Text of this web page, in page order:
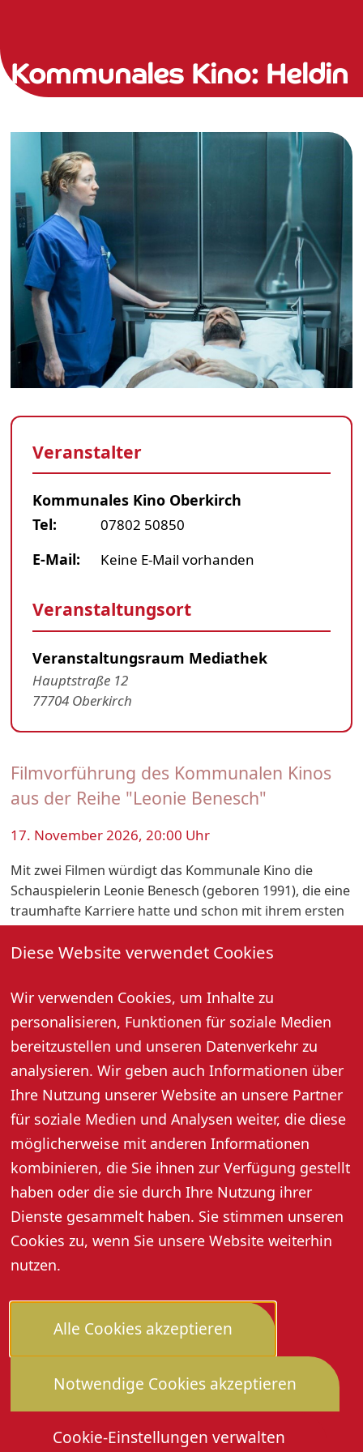
Diese Website verwendet Cookies
Wir verwenden Cookies, um Inhalte zu
personalisieren, Funktionen für soziale Medien
bereitzustellen und unseren Datenverkehr zu
analysieren. Wir geben auch Informationen über
Ihre Nutzung unserer Website an unsere Partner
für soziale Medien und Analysen weiter, die diese
möglicherweise mit anderen Informationen
kombinieren, die Sie ihnen zur Verfügung gestellt
haben oder die sie durch Ihre Nutzung ihrer
Dienste gesammelt haben. Sie stimmen unseren
Cookies zu, wenn Sie unsere Website weiterhin
nutzen.
Alle Cookies akzeptieren
Notwendige Cookies akzeptieren
Cookie-Einstellungen verwalten
Kommunales Kino: Heldin
Filmvorführung des Kommunalen Kinos
aus der Reihe "Leonie Benesch"
17. November 2026, 20:00 Uhr
Mit zwei Filmen würdigt das Kommunale Kino die
Schauspielerin Leonie Benesch (geboren 1991), die eine
traumhafte Karriere hatte und schon mit ihrem ersten
Film 2007 „Das weiße Band“ Furore machte. In dem
engagierten Drama „Heldin“ zeigt sie als
ernsten Problemen und Schicksalen auf einer
Krebsstation umgehen kann. Der Film der Schweizerin
Petra Volpe erregte bei der jüngsten Berlinale große
Aufmerksamkeit und Beifall auch bei den „echten“
Berufskolleginnen.
Schweiz/Deutschland 2025
Regie: Petra Volpe
ab 6 Jahre, 92 Min
Veranstalter
Kommunales Kino Oberkirch
Tel:
07802 50850
E-Mail: Keine E-Mail vorhanden
Veranstaltungsort
Veranstaltungsraum Mediathek
Hauptstraße 12
77704 Oberkirch